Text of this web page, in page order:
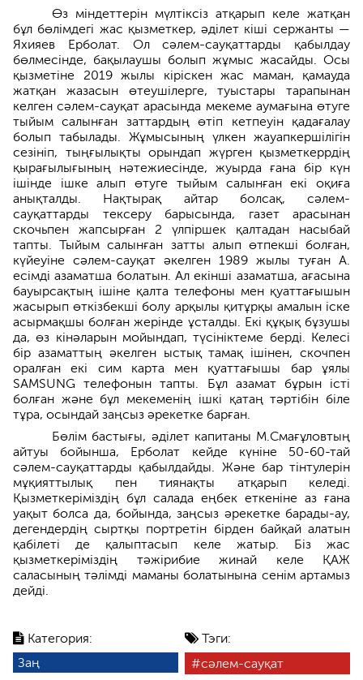
Категория:
Заң
Тэги:
сәлем-сауқат
Өз міндеттерін мүлтіксіз атқарып келе жатқан
бұл бөлімдегі жас қызметкер, әділет кіші сержанты —
Яхияев Ерболат. Ол сәлем-сауқаттарды қабылдау
бөлмесінде, бақылаушы болып жұмыс жасайды. Осы
қызметіне 2019 жылы кіріскен жас маман, қамауда
жатқан жазасын өтеушілерге, туыстары тарапынан
келген сәлем-сауқат арасында мекеме аумағына өтуге
тыйым салынған заттардың өтіп кетпеуін қадағалау
болып табылады. Жұмысының үлкен жауапкершілігін
сезініп, тыңғылықты орындап жүрген қызметкеррдің
қырағылығының нәтежиесінде, жуырда ғана бір күн
ішінде ішке алып өтуге тыйым салынған екі оқиға
анықталды. Нақтырақ айтар болсақ, сәлем-
сауқаттарды тексеру барысында, газет арасынан
скочьпен жапсырған 2 үлпіршек қалтадан насыбай
тапты. Тыйым салынған затты алып өтпекші болған,
күйеуіне сәлем-сауқат әкелген 1989 жылы туған А.
есімді азаматша болатын. Ал екінші азаматша, ағасына
бауырсақтың ішіне қалта телефоны мен қуаттағышын
жасырып өткізбекші болу арқылы қитұрқы амалын іске
асырмақшы болған жерінде ұсталды. Екі құқық бұзушы
да, өз кінәларын мойындап, түсініктеме берді. Келесі
бір азаматтың әкелген ыстық тамақ ішінен, скочпен
оралған екі сим карта мен қуаттағышы бар ұялы
SAMSUNG телефонын тапты. Бұл азамат бұрын істі
болған және бұл мекеменің ішкі қатаң тәртібін біле
тұра, осындай заңсыз әрекетке барған.
Бөлім бастығы, әділет капитаны М.Смағұловтың
айтуы бойынша, Ерболат кейде күніне 50-60-тай
сәлем-сауқаттарды қабылдайды. Және бар тінтулерін
мұқияттылық пен тиянақты атқарып келеді.
Қызметкеріміздің бұл салада еңбек еткеніне аз ғана
уақыт болса да, бойында, заңсыз әрекетке барады-ау,
дегендердің сыртқы портретін бірден байқай алатын
қабілеті де қалыптасып келе жатыр. Біз жас
қызметкеріміздің тәжірибие жинай келе ҚАЖ
саласының тәлімді маманы болатынына сенім артамыз
дейді.